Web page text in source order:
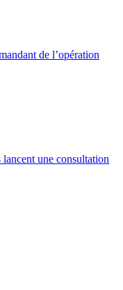
de l’opération
lancent une consultation